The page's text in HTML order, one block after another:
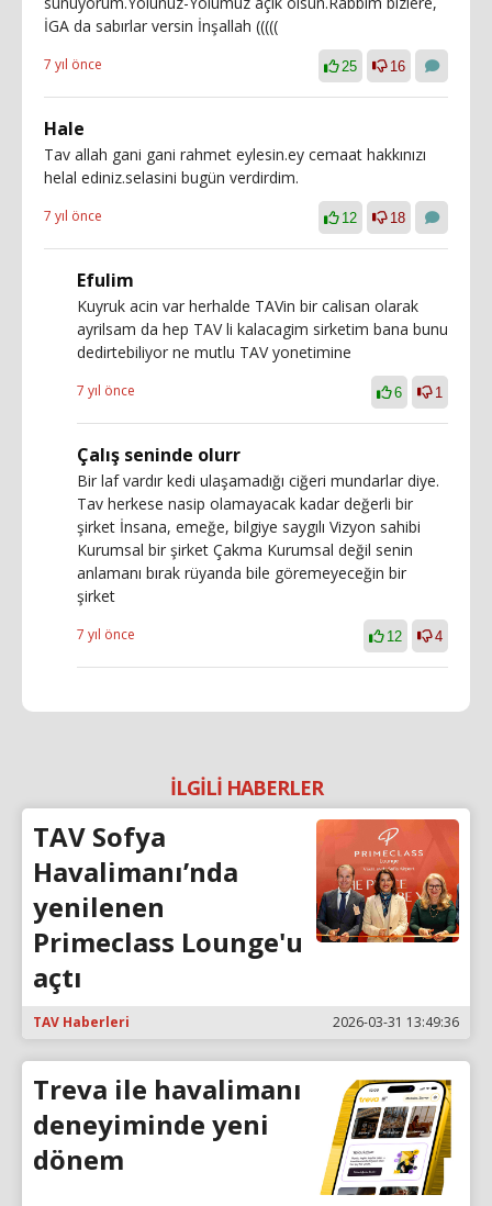
İGA da sabırlar versin İnşallah (((((
7 yıl önce 25 16
Hale
Tav allah gani gani rahmet eylesin.ey cemaat hakkınızı
helal ediniz.selasini bugün verdirdim.
7 yıl önce 12 18
Efulim
Kuyruk acin var herhalde TAVin bir calisan olarak
ayrilsam da hep TAV li kalacagim sirketim bana bunu
dedirtebiliyor ne mutlu TAV yonetimine
7 yıl önce 6 1
Çalış seninde olurr
Bir laf vardır kedi ulaşamadığı ciğeri mundarlar diye.
Tav herkese nasip olamayacak kadar değerli bir
şirket İnsana, emeğe, bilgiye saygılı Vizyon sahibi
Kurumsal bir şirket Çakma Kurumsal değil senin
anlamanı bırak rüyanda bile göremeyeceğin bir
şirket
7 yıl önce 12 4
İLGİLİ HABERLER
TAV Sofya
Havalimanı’nda
yenilenen
Primeclass Lounge'u
açtı
TAV Haberleri 2026-03-31 13:49:36
Treva ile havalimanı
deneyiminde yeni
dönem